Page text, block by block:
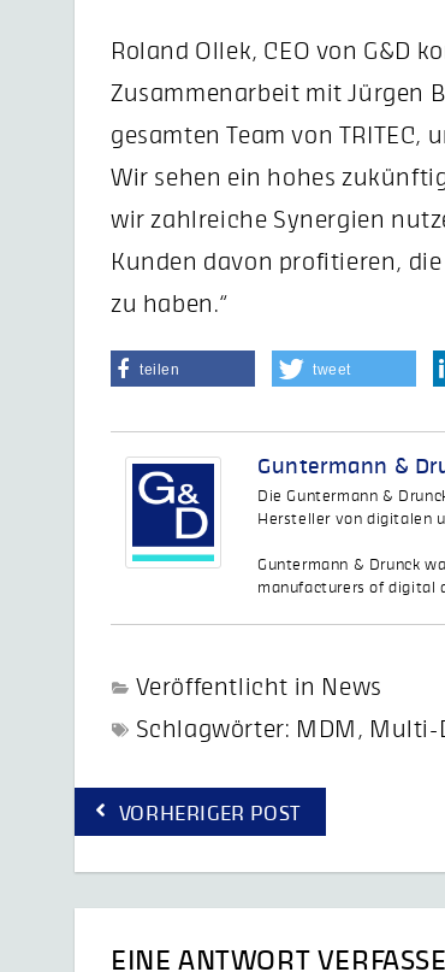
Roland Ollek, CEO von G&D
Zusammenarbeit mit Jürgen
gesamten Team von
Wir sehen ein hohes
wir zahlreiche Synergien
Kunden davon profitieren,
zu haben.“
teilen tweet
Guntermann &
Die Guntermann &
Hersteller von digitalen
Guntermann & Drunck
manufacturers of digital
Veröffentlicht in News
Schlagwörter: MDM , Multi-
Beitragsnavigation
VORHERIGER POST
EINE ANTWORT